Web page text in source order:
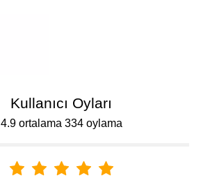
Kullanıcı Oyları
4.9 ortalama 334 oylama